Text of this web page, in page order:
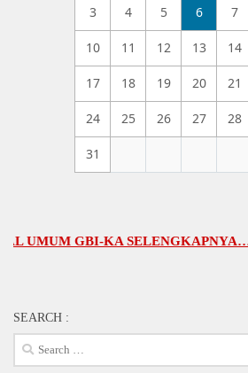
3 4 5 6 7
10 11 12 13 14
17 18 19 20 21
24 25 26 27 28
31
GBI-KA SELENGKAPNYA…(klik
SEARCH :
Search
for: